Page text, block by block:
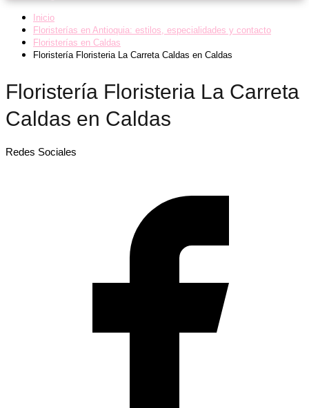
Inicio
Floristerías en Antioquia: estilos, especialidades y contacto
Floristerías en Caldas
Floristería Floristeria La Carreta Caldas en Caldas
Floristería Floristeria La Carreta
Caldas en Caldas
Redes Sociales